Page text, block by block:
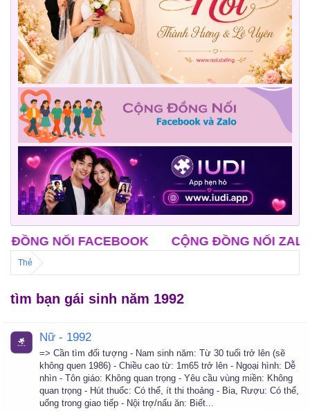
NỐI FACEBOOK CỘNG ĐỒNG NỐI ZALO
Thẻ
tìm bạn gái sinh năm 1992
Nữ - 1992
=> Cần tìm đối tượng - Nam sinh năm: Từ 30 tuổi trở lên (sẽ
không quen 1986) - Chiều cao từ: 1m65 trở lên - Ngoại hình: Dễ
nhìn - Tôn giáo: Không quan trọng - Yêu cầu vùng miền: Không
quan trọng - Hút thuốc: Có thể, ít thi thoảng - Bia, Rượu: Có thể,
uống trong giao tiếp - Nội trợ/nấu ăn: Biết...